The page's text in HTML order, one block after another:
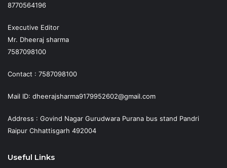
8770564196
Executive Editor
Mr. Dheeraj sharma
7587098100
Contact : 7587098100
Mail ID: dheerajsharma9179952602@gmail.com
Address : Govind Nagar Gurudwara Purana bus stand Pandri
Raipur Chhattisgarh 492004
Useful Links